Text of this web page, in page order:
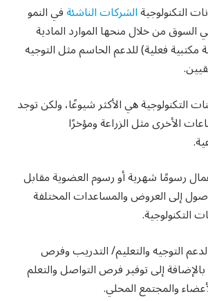
التكنولوجيةالشركات الناشئةفي النمو
من خلال منحها الموارد المادية
فعلية) للدعم الحاسم مثل التوجيه
التكنولوجية هي الأكثر شيوعًا، ولكن توجد
الأخرى مثل الزراعة ومؤخرًا
رسومًا شهرية أو رسوم العضوية مقابل
إلى العروض والمساعدات المختلفة
التكنولوجية.
التوجيه والتعليم/ التدريب وفرص
بالإضافة إلى توفير فرص التواصل والتعلم
والمجتمع المحلي.